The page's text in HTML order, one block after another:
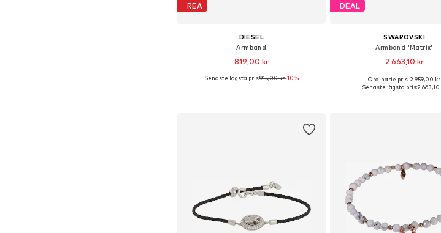
REA
DIESEL
Armband
819,00 kr
Tillgängliga storlekar: One Size
Senaste lägsta pris:915,00 kr-10%
DEAL
SWAROVSKI
Armband 'Matrix'
2 663,10 kr
Tillgängliga storlekar: One
Ordinarie pris: 2 959,00 kr
Senaste lägsta pris:2